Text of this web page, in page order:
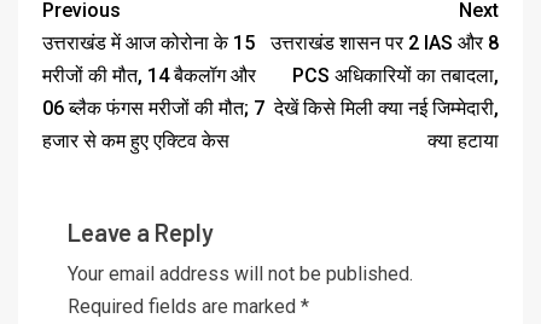
Previous
उत्तराखंड में आज कोरोना के 15
मरीजों की मौत, 14 बैकलॉग और
06 ब्लैक फंगस मरीजों की मौत; 7
हजार से कम हुए एक्टिव केस
Next
उत्तराखंड शासन पर 2 IAS और 8
PCS अधिकारियों का तबादला,
देखें किसे मिली क्या नई जिम्मेदारी,
क्या हटाया
Leave a Reply
Your email address will not be published.
Required fields are marked *